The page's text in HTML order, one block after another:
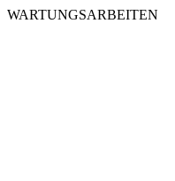
WARTUNGSARBEITEN